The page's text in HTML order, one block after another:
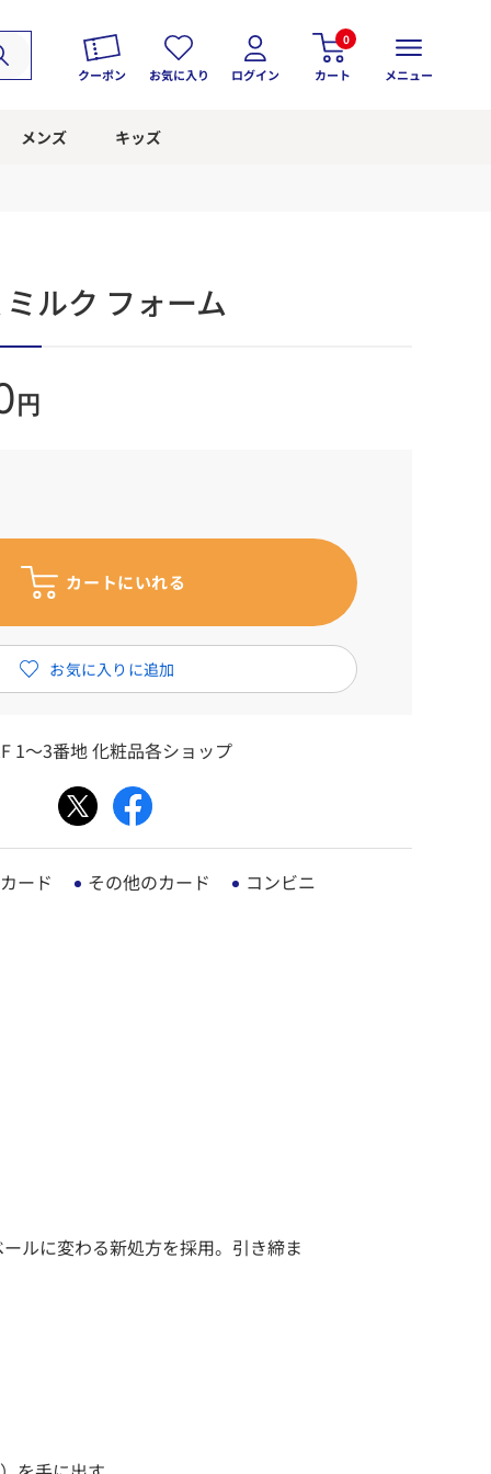
クーポン お気に入り ログイン
0
カート メニュー
メンズ キッズ
ルク フォーム
円
1～3番地 化粧品各ショップ
ード その他のカード コンビニ
ルに変わる新処方を採用。引き締ま